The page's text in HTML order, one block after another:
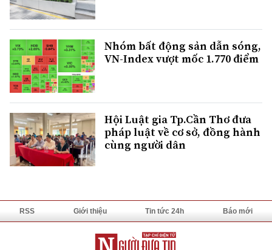
Nhóm bất động sản dẫn sóng,
VN-Index vượt mốc 1.770 điểm
Hội Luật gia Tp.Cần Thơ đưa
pháp luật về cơ sở, đồng hành
cùng người dân
RSS Giới thiệu Tin tức 24h Báo mới